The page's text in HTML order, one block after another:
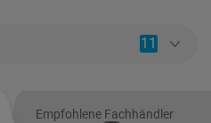
11
Empfohlene Fachhändler